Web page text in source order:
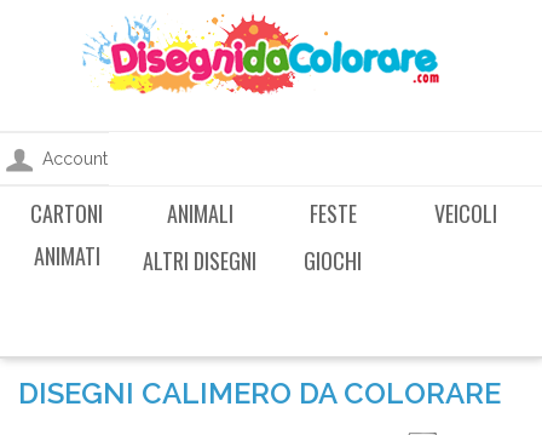
Account
CARTONI
ANIMATI
ANIMALI FESTE
VEICOLI
ALTRI DISEGNI
GIOCHI
DISEGNI CALIMERO DA COLORARE